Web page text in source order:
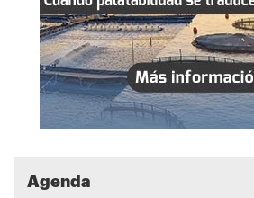
Agenda